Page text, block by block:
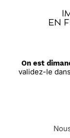
On est
validez-le